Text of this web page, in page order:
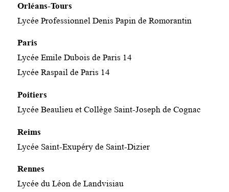
Orléans-Tours
Lycée Professionnel Denis Papin de Romorantin
Paris
Lycée Emile Dubois de Paris 14
Lycée Raspail de Paris 14
Poitiers
Lycée Beaulieu et Collège Saint-Joseph de Cognac
Reims
Lycée Saint-Exupéry de Saint-Dizier
Rennes
Lycée du Léon de Landvisiau